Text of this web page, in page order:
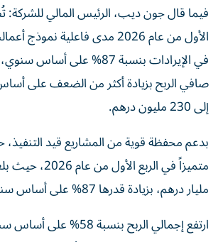
فيما قال جون ديب، الرئيس المالي للشركة:
الأول من عام 2026 مدى فاعلية
في الإيرادات بنسبة 87% على
صافي الربح بزيادة أكثر من الضعف على
إلى 230 مليون درهم.
بدعم محفظة قوية من المشاريع قيد
مليار درهم، بزيادة قدرها 87% على أساس سنوي.
ارتفع إجمالي الربح بنسبة